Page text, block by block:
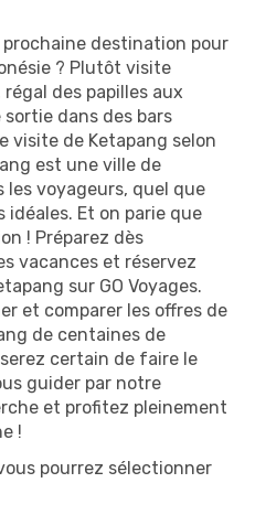
destination pour
? Plutôt visite
des papilles aux
dans des bars
visite de Ketapang selon
est une ville de
les voyageurs, quel que
Et on parie que
! Préparez dès
vacances et réservez
sur GO Voyages.
et comparer les offres de
de centaines de
certain de faire le
guider par notre
et profitez pleinement
!
pourrez sélectionner